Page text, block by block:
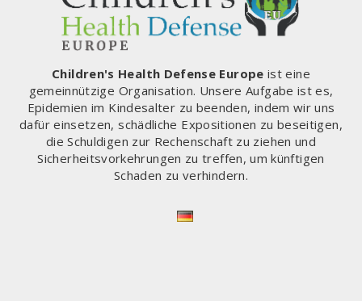
Children's Health Defense Europe ist eine
gemeinnützige Organisation. Unsere Aufgabe ist es,
Epidemien im Kindesalter zu beenden, indem wir uns
dafür einsetzen, schädliche Expositionen zu beseitigen,
die Schuldigen zur Rechenschaft zu ziehen und
Sicherheitsvorkehrungen zu treffen, um künftigen
Schaden zu verhindern.